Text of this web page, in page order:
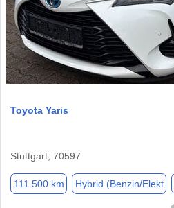
Toyota Yaris
Stuttgart, 70597
111.500 km Hybrid (Benzin/Elekt